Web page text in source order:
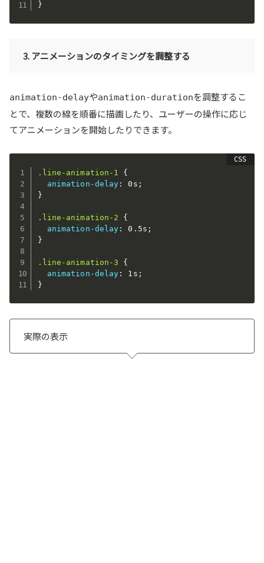
}
3. アニメーションのタイミングを調整する
animation-delayやanimation-durationを調整するこ
とで、複数の線を順番に描画したり、ユーザーの操作に応じ
てアニメーションを開始したりできます。
.line-animation-1
{
animation-delay : 0s ;
}
.line-animation-2
{
animation-delay : 0.5s ;
}
.line-animation-3
{
animation-delay : 1s ;
}
実際の表示